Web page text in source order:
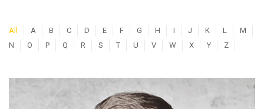
All A B C D E F G H I J K L
M
N
O P Q R S T U V W X Y Z